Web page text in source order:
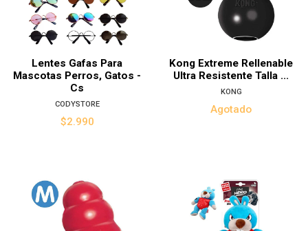
Lentes Gafas Para
Mascotas Perros, Gatos -
Cs
CODYSTORE
$2.990
Kong Extreme Rellenable
Ultra Resistente Talla ...
KONG
Agotado